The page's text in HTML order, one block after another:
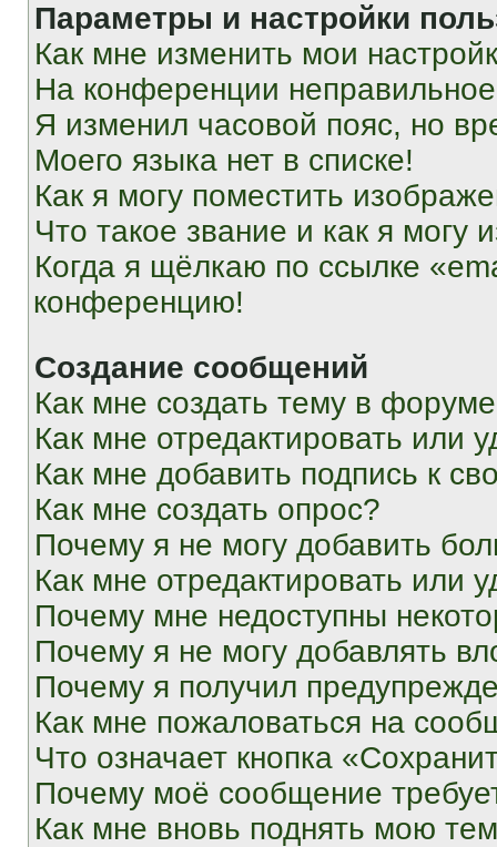
Параметры и настройки
Как мне изменить мои
На конференции
Я изменил часовой пояс, но
Моего языка нет в списке!
Как я могу поместить
Что такое звание и как я могу
Когда я щёлкаю по ссылке
конференцию!
Создание сообщений
Как мне создать тему в
Как мне отредактировать или
Как мне добавить подпись к
Как мне создать опрос?
Почему я не могу добавить
Как мне отредактировать или
Почему мне недоступны
Почему я не могу добавлять
Почему я получил
Как мне пожаловаться на
Что означает кнопка
Почему моё сообщение
Как мне вновь поднять мою